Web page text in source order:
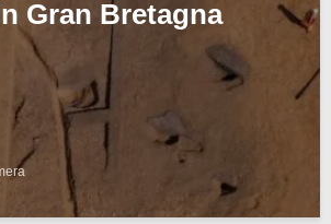
Gran Bretagna